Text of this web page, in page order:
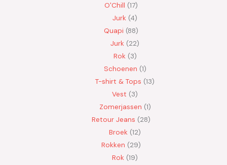
O'Chill 17
Jurk 4
Quapi 88
Jurk 22
Rok 3
Schoenen 1
T-shirt & Tops 13
Vest
3
Zomerjassen 1
Retour Jeans
28
Broek 12
Rokken
29
Rok 19